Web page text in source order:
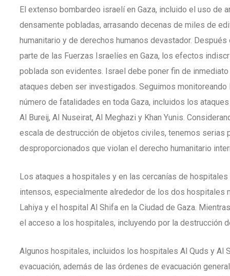
El extenso bombardeo israelí en Gaza, incluido el uso de
densamente pobladas, arrasando decenas de miles de
humanitario y de derechos humanos devastador.
parte de las Fuerzas Israelíes en Gaza, los efectos
poblada son evidentes. Israel debe poner fin de
ataques deben ser investigados. Seguimos
número de fatalidades en toda Gaza, incluidos los
Al Bureij, Al Nuseirat, Al Meghazi y Khan Yunis.
escala de destrucción de objetos civiles, tenemos serias
desproporcionados que violan el derecho humanitario
Los ataques a hospitales y en las cercanías de
intensos, especialmente alrededor de los dos hospitales
Lahiya y el hospital Al Shifa en la Ciudad de Gaza.
el acceso a los hospitales, incluyendo por la destrucción
Algunos hospitales, incluidos los hospitales Al Quds y Al
evacuación, además de las órdenes de evacuación